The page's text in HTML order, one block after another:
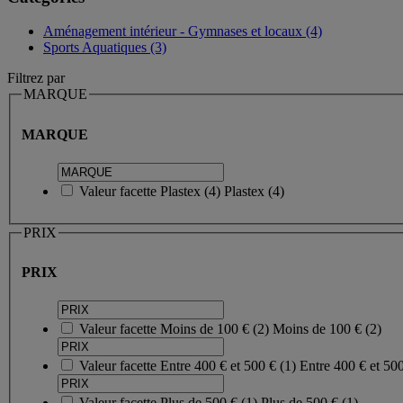
Aménagement intérieur - Gymnases et locaux (4)
Sports Aquatiques (3)
Filtrez par
MARQUE
MARQUE
Valeur facette Plastex (4) Plastex (4)
PRIX
PRIX
Valeur facette Moins de 100 € (2) Moins de 100 € (2)
Valeur facette Entre 400 € et 500 € (1) Entre 400 € et